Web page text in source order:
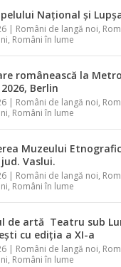
Național și
Români de langă noi,
, Români în lume
românească la
Berlin
Români de langă noi,
, Români în lume
Muzeului
Vaslui.
Români de langă noi,
, Români în lume
de artă Teatru sub
cu ediția a XI-a
Români de langă noi,
, Români în lume